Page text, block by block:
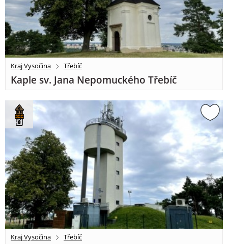
Kraj Vysočina Třebíč
Kaple sv. Jana Nepomuckého Třebíč
Kraj Vysočina Třebíč